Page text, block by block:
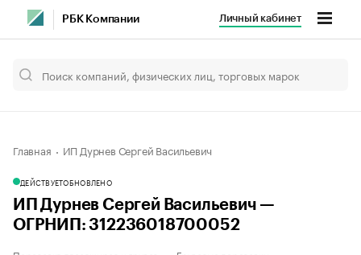
РБК Компании Личный кабинет
Главная ИП Дурнев Сергей Васильевич
ДЕЙСТВУЕТОБНОВЛЕНО
ИП Дурнев Сергей Васильевич —
ОГРНИП: 312236018700052